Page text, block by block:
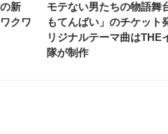
新
クワ
モテない男たちの物語舞
もてんばい」のチケット
リジナルテーマ曲はTHE
隊が制作